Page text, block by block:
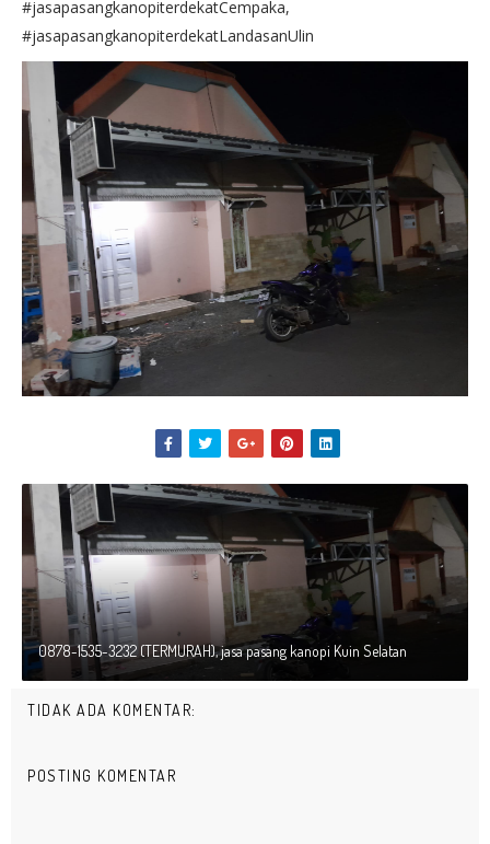
#jasapasangkanopiterdekatCempaka,
#jasapasangkanopiterdekatLandasanUlin
0878-1535-3232 (TERMURAH), jasa pasang kanopi Kuin Selatan
TIDAK ADA KOMENTAR:
POSTING KOMENTAR